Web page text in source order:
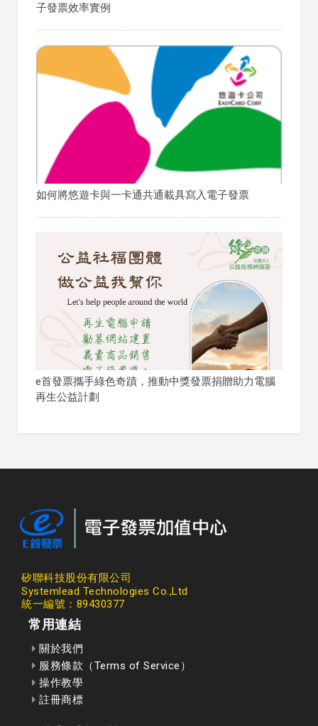
子發票效率實例
如何將悠遊卡與一卡通共通載具寫入電子發票
e首發票攜手綠色奇蹟，推動中獎發票捐贈助力電腦
再生公益計劃
矽聯科技股份有限公司
Systemlead Technologies Co.,Ltd
統一編號：89430377
常用連結
關於我們
服務條款（Terms of Service）
操作教學
註冊商標